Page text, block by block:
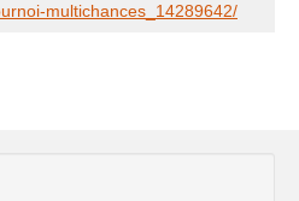
multichances_14289642/